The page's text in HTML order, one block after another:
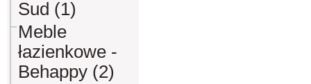
Sud (1)
Meble
łazienkowe -
Behappy (2)